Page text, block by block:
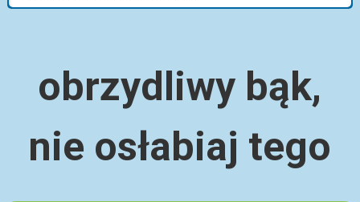
obrzydliwy bąk,
nie osłabiaj tego